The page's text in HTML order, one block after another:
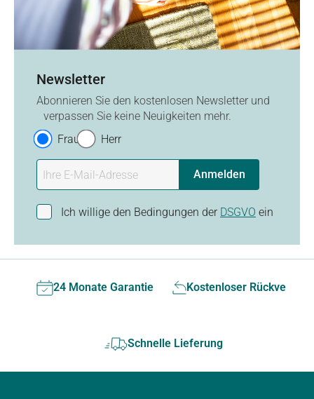
Newsletter
Abonnieren Sie den kostenlosen Newsletter und
verpassen Sie keine Neuigkeiten mehr.
Frau
Herr
Anmelden
Ich willige den Bedingungen der DSGVO ein
24 Monate Garantie Kostenloser Rückversand
Schnelle Lieferung